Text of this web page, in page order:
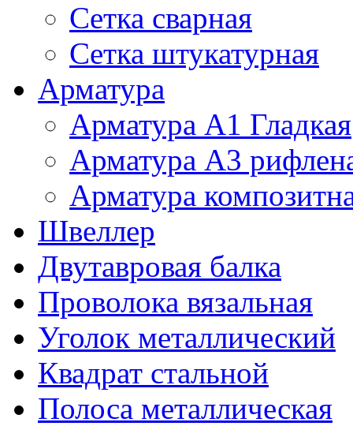
Сетка сварная
Сетка штукатурная
Арматура
Арматура А1 Гладкая
Арматура А3
Арматура
Швеллер
Двутавровая балка
Проволока вязальная
Уголок металлический
Квадрат стальной
Полоса металлическая